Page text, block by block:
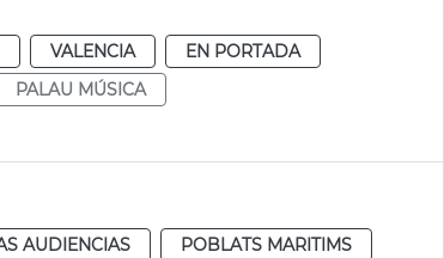
VALENCIA
EN PORTADA
PALAU MÚSICA
AUDIENCIAS
POBLATS MARITIMS